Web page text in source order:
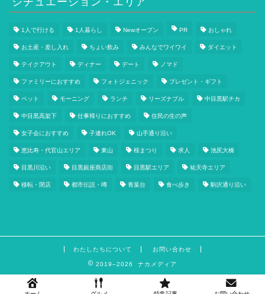
1人で行ける 1人暮らし Newオープン PR おしゃれ
お土産・差し入れ ちょい飲み みんなでワイワイ ダイエット
テイクアウト ディナー デート ノマド
ファミリーにおすすめ フォトジェニック プレゼント・ギフト
ペット モーニング ランチ リーズナブル 中目黒駅チカ
中目黒高架下 仕事帰りにおすすめ 住民の生の声
女子会におすすめ 子連れOK 山手通り沿い
恵比寿・代官山エリア 東山 桜まつり 求人 池尻大橋
目黒川沿い 目黒銀座商店街 目黒駅エリア 祐天寺エリア
移転・閉店 都市伝説・噂 青葉台 食べ歩き 駒沢通り沿い
わたしたちについて お問い合わせ
2019–2026 ナカメディア